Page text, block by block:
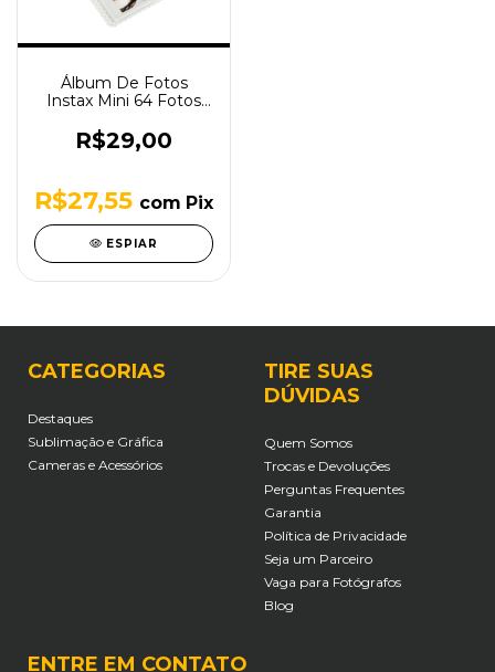
Álbum De Fotos
Instax Mini 64 Fotos
Branco
R$29,00
R$27,55 com Pix
ESPIAR
CATEGORIAS
Destaques
Sublimação e Gráfica
Cameras e Acessórios
TIRE SUAS
DÚVIDAS
Quem Somos
Trocas e Devoluções
Perguntas Frequentes
Garantia
Política de Privacidade
Seja um Parceiro
Vaga para Fotógrafos
Blog
ENTRE EM CONTATO